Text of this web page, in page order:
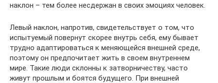
наклон – тем более несдержан в своих эмоциях человек.
Левый наклон, напротив, свидетельствует о том, что
испытуемый повернут скорее внутрь себя, ему бывает
трудно адаптироваться к меняющейся внешней среде,
поэтому он предпочитает жить в своем внутреннем
мире. Такие люди склонны к затворничеству, часто
живут прошлым и боятся будущего. При внешней